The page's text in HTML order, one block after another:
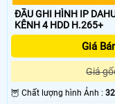
ĐẦU GHI HÌNH IP
KÊNH 4 HDD H.265+
Giá
Giá
🦉 Chất lượng hình Ảnh :